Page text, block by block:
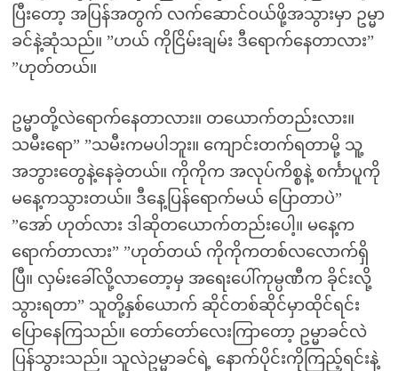
ပြီးတော့ အပြန်အတွက် လက်ဆောင်ဝယ်ဖို့အသွားမှာ ဥမ္မာ
ခင်နဲ့ဆုံသည်။ ”ဟယ် ကိုငြိမ်းချမ်း ဒီရောက်နေတာလား”
”ဟုတ်တယ်။
ဥမ္မာတို့လဲရောက်နေတာလား။ တယောက်တည်းလား။
သမီးရော” ”သမီးကမပါဘူး။ ကျောင်းတက်ရတာမို့ သူ့
အဘွားတွေနဲ့နေခဲ့တယ်။ ကိုကိုက အလုပ်ကိစ္စနဲ့ စင်္ကာပူကို
မနေ့ကသွားတယ်။ ဒီနေ့ပြန်ရောက်မယ် ပြောတာပဲ”
”အော် ဟုတ်လား ဒါဆိုတယောက်တည်းပေါ့။ မနေ့က
ရောက်တာလား” ”ဟုတ်တယ် ကိုကိုကတစ်လလောက်ရှိ
ပြီ။ လှမ်းခေါ်လို့လာတော့မှ အရေးပေါ်ကုမ္ပဏီက ခိုင်းလို့
သွားရတာ” သူတို့နှစ်ယောက် ဆိုင်တစ်ဆိုင်မှာထိုင်ရင်း
ပြောနေကြသည်။ တော်တော်လေးကြာတော့ ဥမ္မာခင်လဲ
ပြန်သွားသည်။ သူလဲဥမ္မာခင်ရဲ့ နောက်ပိုင်းကိုကြည့်ရင်းနဲ့